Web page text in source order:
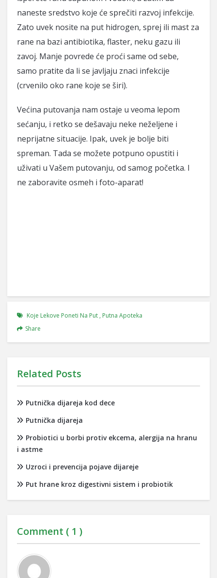
naneste sredstvo koje će sprečiti razvoj infekcije.
Zato uvek nosite na put hidrogen, sprej ili mast za
rane na bazi antibiotika, flaster, neku gazu ili
zavoj. Manje povrede će proći same od sebe,
samo pratite da li se javljaju znaci infekcije
(crvenilo oko rane koje se širi).
Većina putovanja nam ostaje u veoma lepom
sećanju, i retko se dešavaju neke neželjene i
neprijatne situacije. Ipak, uvek je bolje biti
spreman. Tada se možete potpuno opustiti i
uživati u Vašem putovanju, od samog početka. I
ne zaboravite osmeh i foto-aparat!
Koje Lekove Poneti Na Put , Putna Apoteka
Share
Related Posts
Putnička dijareja kod dece
Putnička dijareja
Probiotici u borbi protiv ekcema, alergija na hranu
i astme
Uzroci i prevencija pojave dijareje
Put hrane kroz digestivni sistem i probiotik
Comment ( 1 )